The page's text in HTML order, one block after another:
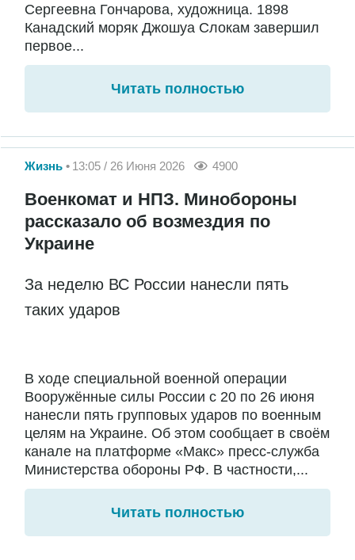
Сергеевна Гончарова, художница. 1898
Канадский моряк Джошуа Слокам завершил
первое...
Читать полностью
Жизнь 13:05 / 26 Июня 2026 4900
Военкомат и НПЗ. Минобороны
рассказало об возмездия по
Украине
За неделю ВС России нанесли пять
таких ударов
В ходе специальной военной операции
Вооружённые силы России с 20 по 26 июня
нанесли пять групповых ударов по военным
целям на Украине. Об этом сообщает в своём
канале на платформе «Макс» пресс-служба
Министерства обороны РФ. В частности,...
Читать полностью